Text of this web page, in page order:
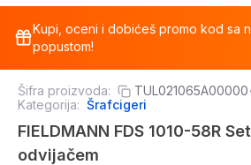
Kupi, oceni i dobićeš promo kod sa
popustom!
Šifra proizvoda: TUL021065A00000
Kategorija: Šrafcigeri
FIELDMANN FDS 1010-58R
odvijačem